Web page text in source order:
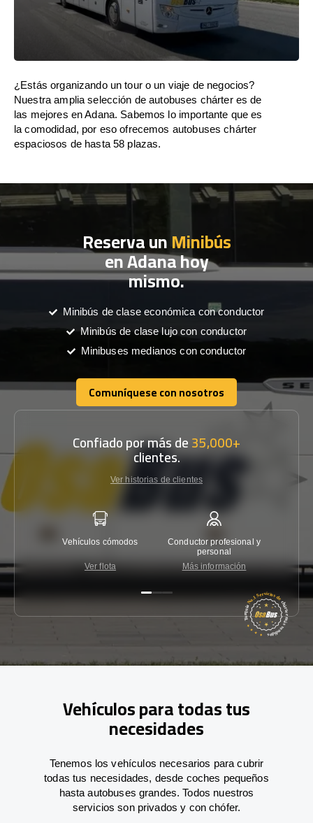
¿Estás organizando un tour o un viaje de negocios?
Nuestra amplia selección de autobuses chárter es de
las mejores en Adana. Sabemos lo importante que es
la comodidad, por eso ofrecemos autobuses chárter
espaciosos de hasta 58 plazas.
Reserva unMinibús
en Adana hoy
mismo.
Minibús de clase económica con conductor
Minibús de clase lujo con conductor
Minibuses medianos con conductor
Comuníquese con nosotros
Comuníquese con nosotros
Confiado por más de35,000+
clientes.
Ver historias de clientes
Vehículos cómodos
Ver flota
Conductor profesional y
personal
Más información
Vehículos para todas tus
necesidades
Tenemos los vehículos necesarios para cubrir
todas tus necesidades, desde coches pequeños
hasta autobuses grandes. Todos nuestros
servicios son privados y con chófer.